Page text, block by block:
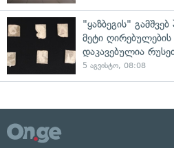
"ყაზბეგის"
მეტი
დაკავებულია
5 აგვისტო, 08:08